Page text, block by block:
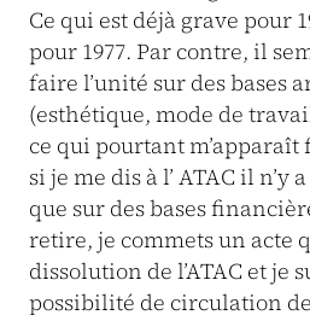
Ce qui est déjà grave pour
pour 1977. Par contre, il
faire l’unité sur des bases
(esthétique, mode de
ce qui pourtant
si je me dis à l’ ATAC il n’y
que sur des bases
retire, je commets un acte
dissolution de l’ATAC et je
possibilité de circulation